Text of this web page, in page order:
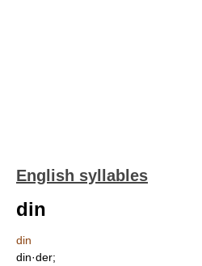
English syllables
din
din
din·der;